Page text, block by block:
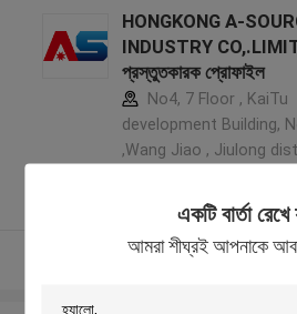
একটি বার্তা রেখে
আমরা শীঘ্রই আপনাকে
HONGKONG A-
INDUSTRY
প্রস্তুতকারক প্রোফাইল
No4, 7 Floor , KaiTu
development Building,
,Wang Jiao , Jiulong
যাচাইকৃত সরবরাহকারী
আরো দেখুন